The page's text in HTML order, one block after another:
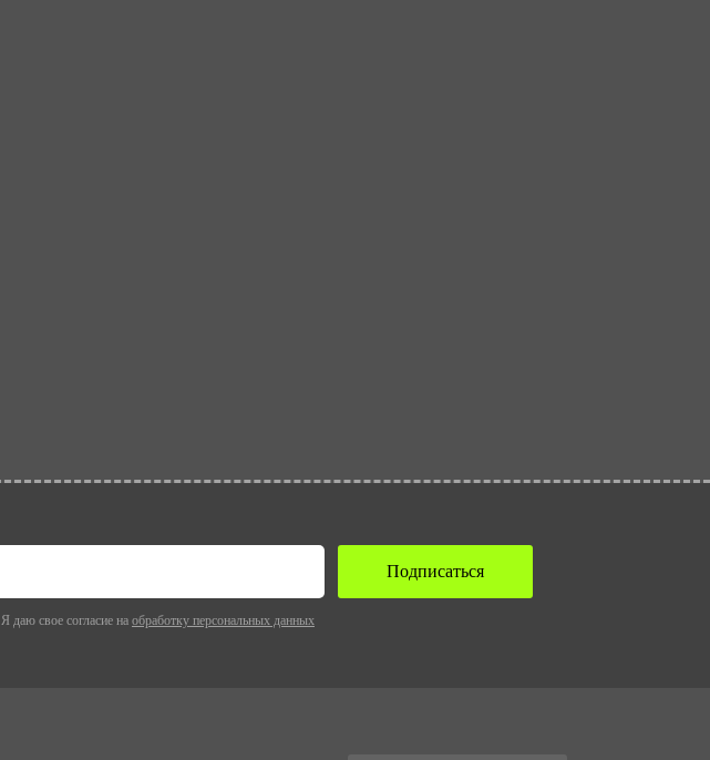
Я даю свое согласие на обработку персональных данных
Подписаться